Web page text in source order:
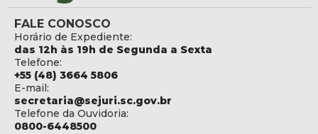
FALE CONOSCO
Horário de Expediente:
das 12h às 19h de Segunda a Sexta
Telefone:
+55 (48) 3664 5806
E-mail:
secretaria@sejuri.sc.gov.br
Telefone da Ouvidoria:
0800-6448500